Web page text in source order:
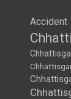
Accident